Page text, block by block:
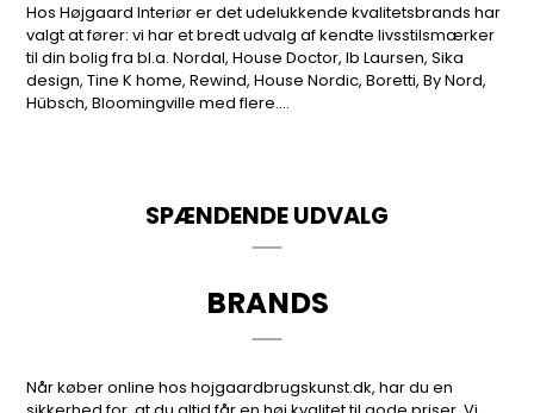
Hos Højgaard Interiør er det udelukkende kvalitetsbrands har
valgt at fører: vi har et bredt udvalg af kendte livsstilsmærker
til din bolig fra bl.a. Nordal, House Doctor, Ib Laursen, Sika
design, Tine K home, Rewind, House Nordic, Boretti, By Nord,
Hübsch, Bloomingville med flere....
SPÆNDENDE UDVALG
BRANDS
Når køber online hos hojgaardbrugskunst.dk, har du en